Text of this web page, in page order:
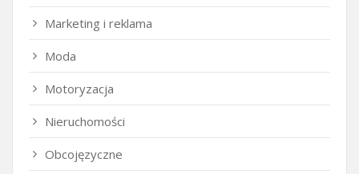
Marketing i reklama
Moda
Motoryzacja
Nieruchomości
Obcojęzyczne